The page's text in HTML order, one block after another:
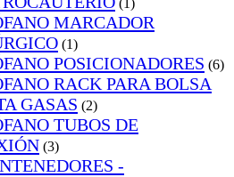
(1)
MARCADOR
(1)
POSICIONADORES (6)
RACK PARA BOLSA
GASAS (2)
TUBOS DE
(3)
-